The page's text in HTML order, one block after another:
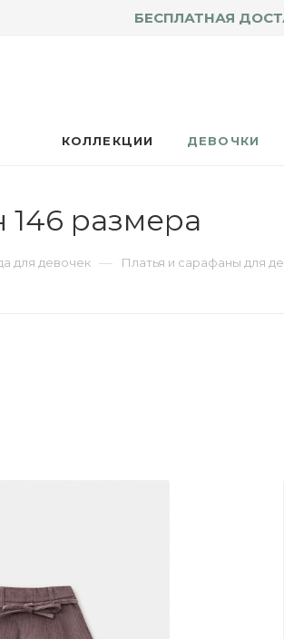
БЕСПЛАТНАЯ
КОЛЛЕКЦИИ ДЕВОЧКИ
размера
для девочек — Платья и сарафаны для